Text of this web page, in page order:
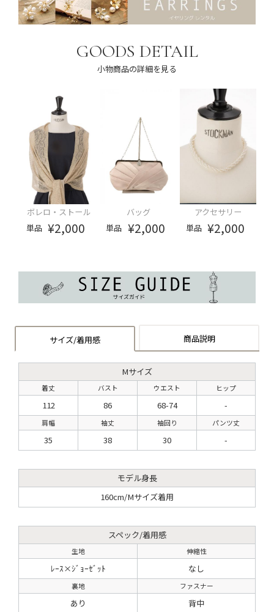
GOODS DETAIL
小物商品の詳細を見る
ボレロ・ストール
単品 ¥2,000
バッグ
単品 ¥2,000
アクセサリー
単品 ¥2,000
サイズ/着用感 商品説明
Mサイズ
着丈 バスト ウエスト ヒップ
112 86 68-74 -
肩幅 袖丈 袖回り パンツ丈
35 38 30 -
モデル身長
160cm/Mサイズ着用
スペック/着用感
生地 伸縮性
ﾚｰｽ×ｼﾞｮｰｾﾞｯﾄ なし
裏地 ファスナー
あり 背中